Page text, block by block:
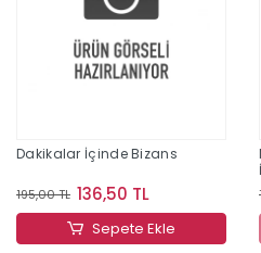
Dakikalar İçinde Bizans
195,00 TL 136,50 TL
Sepete Ekle